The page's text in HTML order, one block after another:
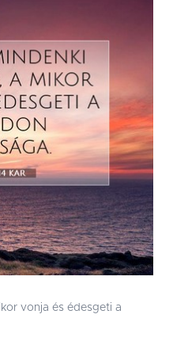
vonja és édesgeti a